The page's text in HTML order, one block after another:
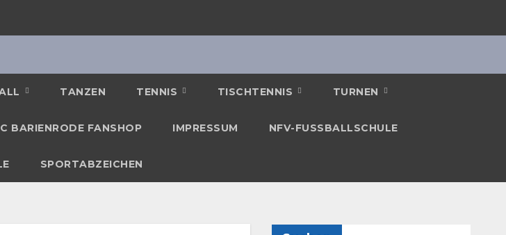
TANZEN TENNIS TISCHTENNIS TURNEN
BARIENRODE FANSHOP IMPRESSUM NFV-FUSSBALLSCHULE
SPORTABZEICHEN